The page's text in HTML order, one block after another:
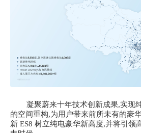
凝聚蔚来十年技术创新成果,实现
的空间重构,为用户带来前所未有的豪
新 ES8 树立纯电豪华新高度,并将引领